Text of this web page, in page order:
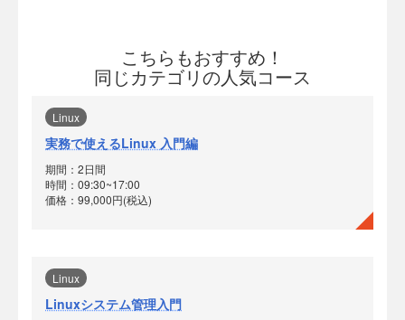
こちらもおすすめ！
同じカテゴリの人気コース
Linux
実務で使えるLinux 入門編
期間：2日間
時間：09:30~17:00
価格：99,000円(税込)
Linux
Linuxシステム管理入門